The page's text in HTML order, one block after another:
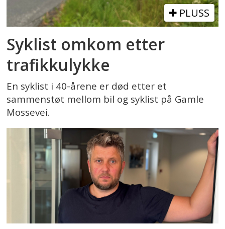
PLUSS
Syklist omkom etter
trafikkulykke
En syklist i 40-årene er død etter et
sammenstøt mellom bil og syklist på Gamle
Mossevei.